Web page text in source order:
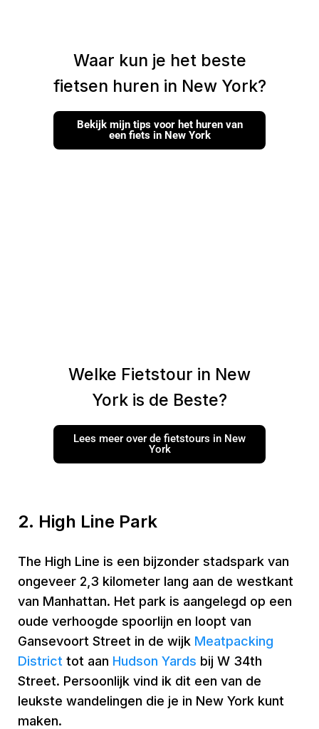
Waar kun je het beste
fietsen huren in New York?
Bekijk mijn tips voor het huren van
een fiets in New York
Welke Fietstour in New
York is de Beste?
Lees meer over de fietstours in New
York
2. High Line Park
The High Line is een bijzonder stadspark van
ongeveer 2,3 kilometer lang aan de westkant
van Manhattan. Het park is aangelegd op een
oude verhoogde spoorlijn en loopt van
Gansevoort Street in de wijk Meatpacking
District tot aan Hudson Yards bij W 34th
Street. Persoonlijk vind ik dit een van de
leukste wandelingen die je in New York kunt
maken.